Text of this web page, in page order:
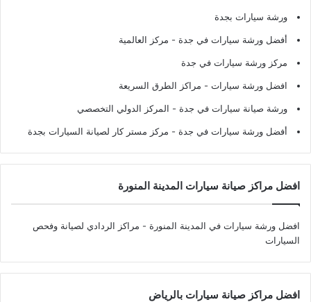
ورشة سيارات بجدة
أفضل ورشة سيارات في جدة - مركز العالمية
مركز ورشة سيارات في جدة
افضل ورشة سيارات - مراكز الطرق السريعة
ورشة صيانة سيارات في جدة - المركز الدولي التخصصي
أفضل ورشة سيارات في جدة - مركز مستر كار لصيانة السيارات بجدة
افضل مراكز صيانة سيارات المدينة المنورة
افضل ورشة سيارات في المدينة المنورة - مراكز الردادي لصيانة وفحص
السيارات
افضل مراكز صيانة سيارات بالرياض